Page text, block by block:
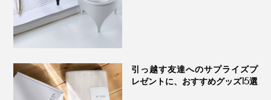
※「Hot tea」モードでは、コンデンスミルクやジャムなどの焦げつきやす
いものは入れないでください。
め。母の日、結婚祝い、引越し祝いの贈り物にも、どう
ぞ。
引っ越す友達へのサプライズプ
レゼントに、おすすめグッズ15選